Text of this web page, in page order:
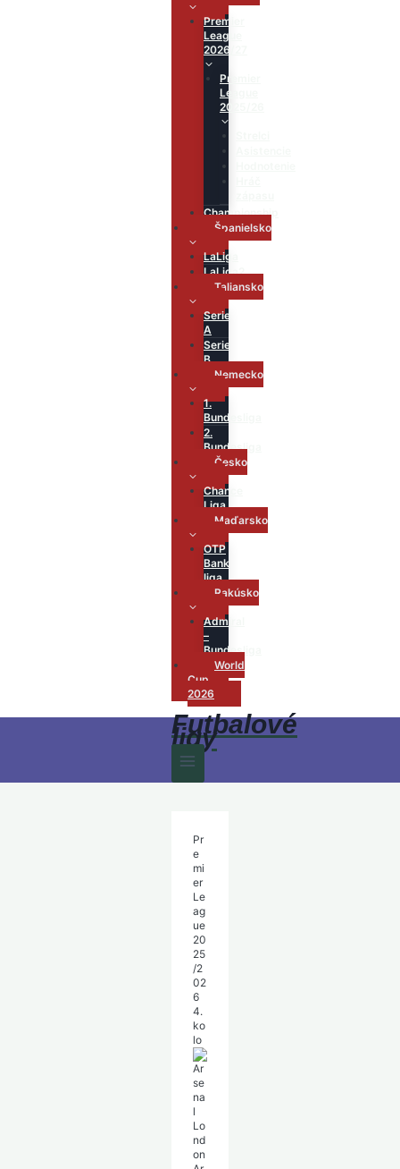
Premier
League
2026/27
Premier
League
2025/26
Championship
Španielsko
LaLiga
LaLiga2
Taliansko
Serie
A
Serie
B
Nemecko
1.
Bundesliga
2.
Bundesliga
Česko
Chance
Liga
Maďarsko
OTP
Bank
liga
Rakúsko
Admiral
–
Bundesliga
World
Cup
2026
Futbalové
ligy
Pr
e
mi
er
Le
ag
ue
20
25
/2
02
6
4.
ko
lo